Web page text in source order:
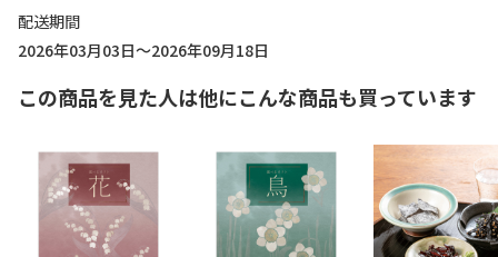
配送期間
2026年03月03日～2026年09月18日
この商品を見た人は他にこんな商品も買っています